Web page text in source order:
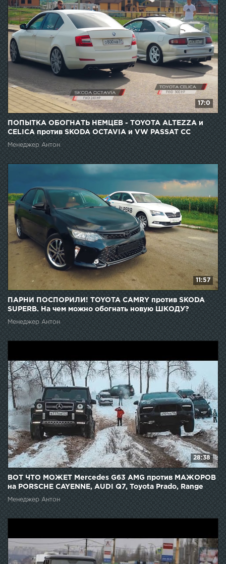
17:0
ПОПЫТКА ОБОГНАТЬ НЕМЦЕВ - TOYOTA ALTEZZA и
CELICA против SKODA OCTAVIA и VW PASSAT CC
Менеджер Антон
11:57
ПАРНИ ПОСПОРИЛИ! TOYOTA CAMRY против SKODA
SUPERB. На чем можно обогнать новую ШКОДУ?
Менеджер Антон
28:38
ВОТ ЧТО МОЖЕТ Mercedes G63 AMG против МАЖОРОВ
на PORSCHE CAYENNE, AUDI Q7, Toyota Prado, Range
Rover
Менеджер Антон